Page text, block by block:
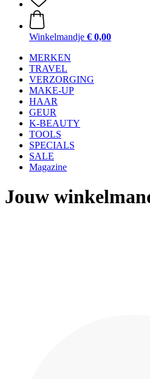
Winkelmandje € 0,00
MERKEN
TRAVEL
VERZORGING
MAKE-UP
HAAR
GEUR
K-BEAUTY
TOOLS
SPECIALS
SALE
Magazine
Jouw